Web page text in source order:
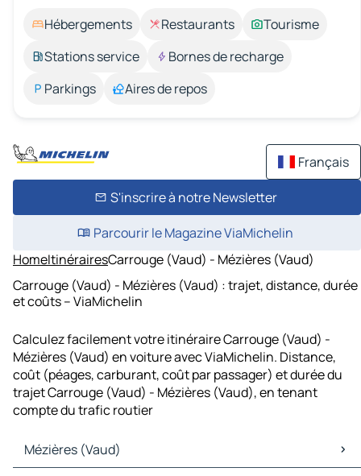
Hébergements Restaurants
Tourisme
Stations service
Bornes de recharge
Parkings
Aires de repos
Français
S'inscrire à notre Newsletter
Parcourir le Magazine ViaMichelin
HomeItinérairesCarrouge (Vaud) - Mézières (Vaud)
Carrouge (Vaud) - Mézières (Vaud) : trajet, distance, durée
et coûts – ViaMichelin
Calculez facilement votre itinéraire Carrouge (Vaud) -
Mézières (Vaud) en voiture avec ViaMichelin. Distance,
coût (péages, carburant, coût par passager) et durée du
trajet Carrouge (Vaud) - Mézières (Vaud), en tenant
compte du trafic routier
Mézières (Vaud)